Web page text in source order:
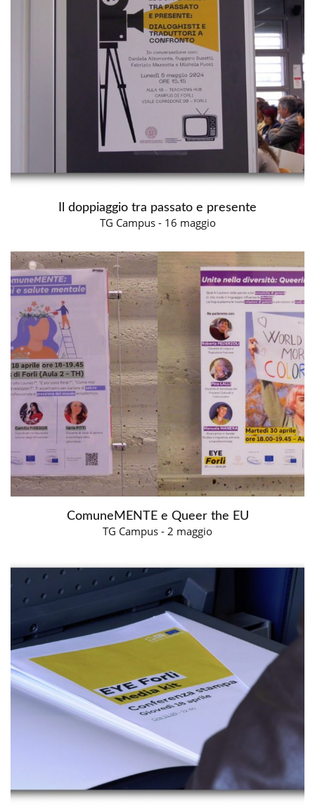
Il doppiaggio tra passato e presente
TG Campus - 16 maggio
ComuneMENTE e Queer the EU
TG Campus - 2 maggio